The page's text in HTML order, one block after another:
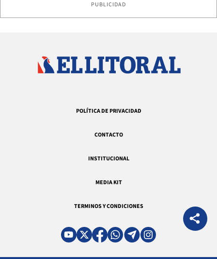
PUBLICIDAD
POLÍTICA DE PRIVACIDAD
CONTACTO
INSTITUCIONAL
MEDIA KIT
TERMINOS Y CONDICIONES